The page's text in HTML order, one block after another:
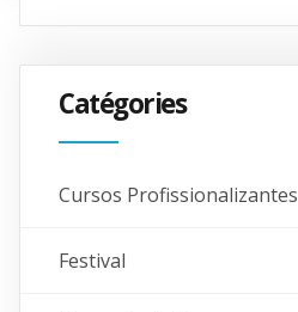
Catégories
Cursos Profissionalizantes
Festival